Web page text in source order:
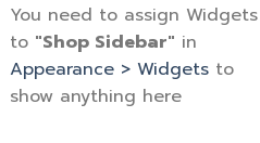
You need to assign Widgets
to "Shop Sidebar" in
Appearance > Widgets to
show anything here